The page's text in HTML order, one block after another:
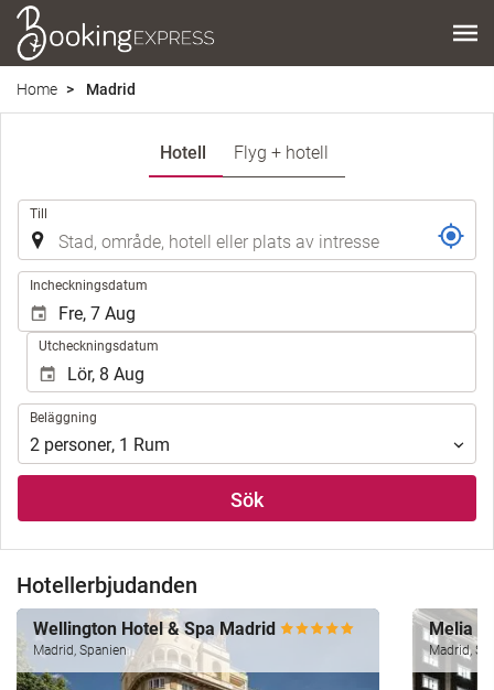
Home Madrid
Hotell Flyg + hotell
Till
Incheckningsdatum
Utcheckningsdatum
Beläggning
Beläggning
2 personer, 1 Rum
Sök
Hotellerbjudanden
Wellington Hotel & Spa Madrid
Madrid, Spanien
Melia
Madrid,